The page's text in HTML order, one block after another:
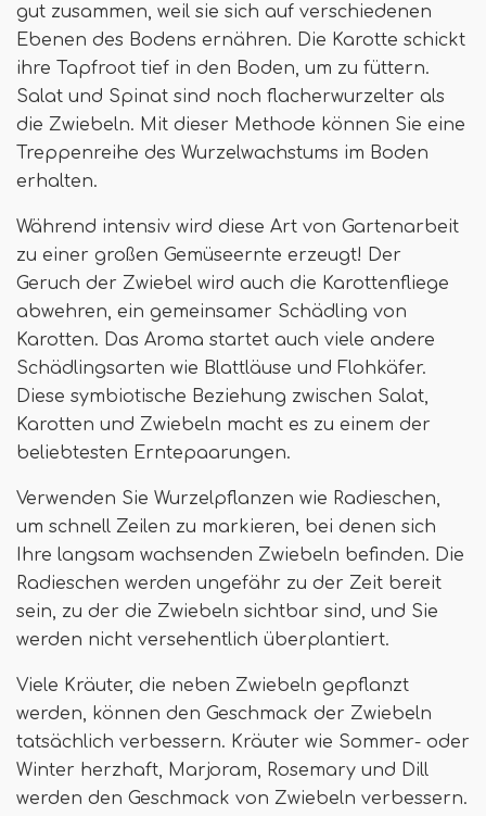
gut zusammen, weil sie sich auf verschiedenen
Ebenen des Bodens ernähren. Die Karotte schickt
ihre Tapfroot tief in den Boden, um zu füttern.
Salat und Spinat sind noch flacherwurzelter als
die Zwiebeln. Mit dieser Methode können Sie eine
Treppenreihe des Wurzelwachstums im Boden
erhalten.
Während intensiv wird diese Art von Gartenarbeit
zu einer großen Gemüseernte erzeugt! Der
Geruch der Zwiebel wird auch die Karottenfliege
abwehren, ein gemeinsamer Schädling von
Karotten. Das Aroma startet auch viele andere
Schädlingsarten wie Blattläuse und Flohkäfer.
Diese symbiotische Beziehung zwischen Salat,
Karotten und Zwiebeln macht es zu einem der
beliebtesten Erntepaarungen.
Verwenden Sie Wurzelpflanzen wie Radieschen,
um schnell Zeilen zu markieren, bei denen sich
Ihre langsam wachsenden Zwiebeln befinden. Die
Radieschen werden ungefähr zu der Zeit bereit
sein, zu der die Zwiebeln sichtbar sind, und Sie
werden nicht versehentlich überplantiert.
Viele Kräuter, die neben Zwiebeln gepflanzt
werden, können den Geschmack der Zwiebeln
tatsächlich verbessern. Kräuter wie Sommer- oder
Winter herzhaft, Marjoram, Rosemary und Dill
werden den Geschmack von Zwiebeln verbessern.